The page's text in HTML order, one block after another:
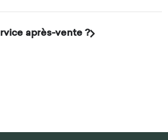
après-vente ?